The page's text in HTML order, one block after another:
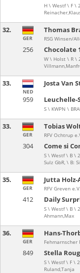
H \ Westf \ F \
32.
256 Chocolate
W \ Holst \ R \
GER
Thomas
RSG Winsen/
33.
959
Leuchelle-
S \ KWPN \
NED
Josta Van
33.
304 Come si
S \ Westf \ B \
Sulz GbR, \ B:
GER
Tobias
RFV Ochtrup
35.
412 Daily
S \ Westf \ B \
Ahmann,Max
GER
Jutta
RFV Greven e.V.
36.
849 Stella
S \ Westf \ F \
Ruland,Tanja
GER
Hans-
Fehmarnscher